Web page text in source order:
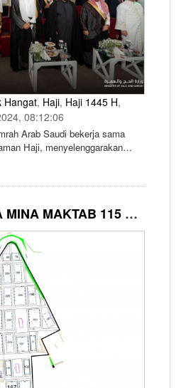
Hangat, Haji, Haji 1445 H,
08:12:06
Arab Saudi bekerja sama
Haji, menyelenggarakan
"Khitaamuhu Misk," di kantor
Acara ini memberikan
pemenang Penghargaan
mitra dalam memberikanALOKASI TENDA MINA MAKTAB 115 SYARIKAH MASHARIQ